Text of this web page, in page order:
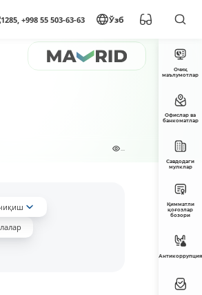
1285, +998 55 503-63-63 Ўзб
...
Очиқ
маълумотлар
Офислар ва
банкоматлар
Савдодаги
мулклар
Қимматли
қоғозлар
бозори
Антикоррупция